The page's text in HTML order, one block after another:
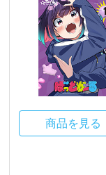
商品を見る